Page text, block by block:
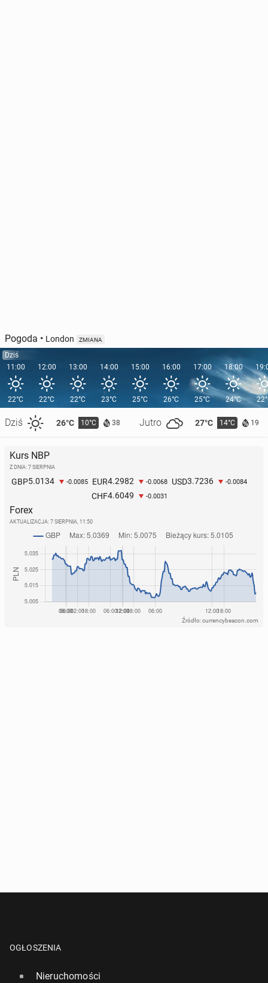
Pogoda • London ZMIANA
Dziś
11:00
22°C
Dziś 26°C 10°C 38 Jutro 27°C 14°C 19
12:00
22°C
13:00
22°C
14:00
23°C
15:00
25°C
16:00
26°C
17:00
25°C
18:00
24°C
Kurs NBP
Z DNIA: 7 SIERPNIA
GBP5.0134 -0.0085 EUR4.2982 -0.0068 USD3.7236 -0.0084
CHF4.6049 -0.0031
Forex
AKTUALIZACJA: 7 SIERPNIA, 11:50
Źródło: currencybeacon.com
OGŁOSZENIA
Nieruchomości